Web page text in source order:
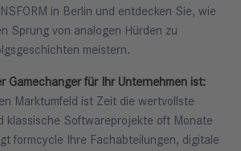
in Berlin und entdecken Sie, wie
Sprung von analogen Hürden zu
meistern.
Gamechanger für Ihr Unternehmen ist:
Marktumfeld ist Zeit die wertvollste
klassische Softwareprojekte oft Monate
formcycle Ihre Fachabteilungen, digitale